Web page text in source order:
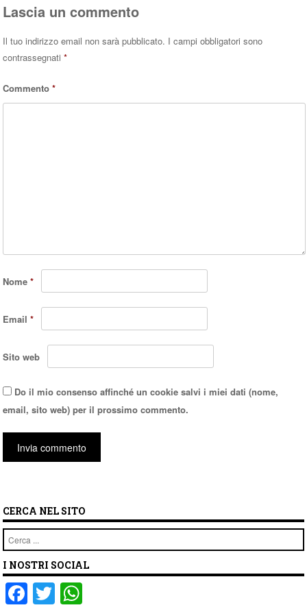
Lascia un commento
Il tuo indirizzo email non sarà pubblicato. I campi obbligatori sono
contrassegnati*
Commento*
Nome*
Email*
Sito web
Do il mio consenso affinché un cookie salvi i miei dati (nome,
email, sito web) per il prossimo commento.
CERCA NEL SITO
Cerca
I NOSTRI SOCIAL
F T